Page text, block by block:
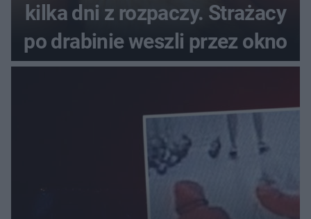
kilka dni z rozpaczy. Strażacy
po drabinie weszli przez okno